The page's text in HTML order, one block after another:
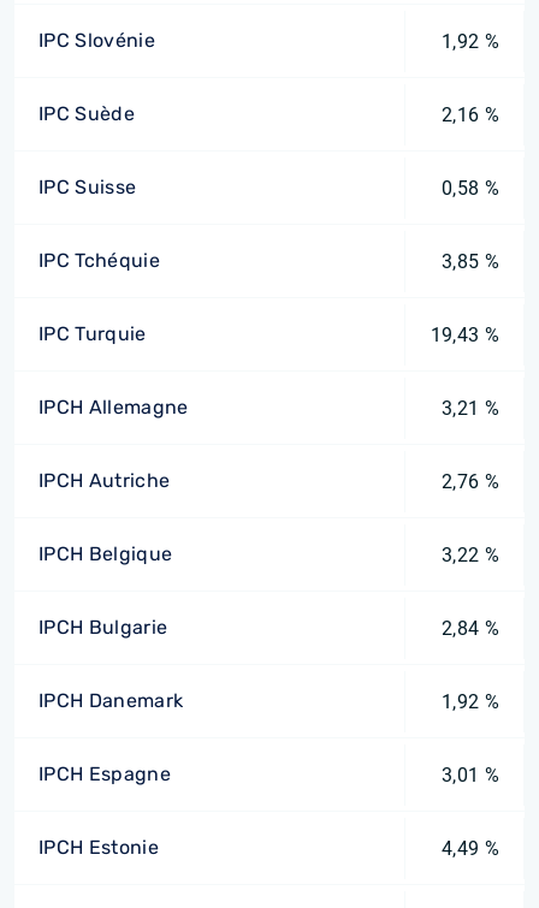
IPC Slovénie 1,92 %
IPC Suède 2,16 %
IPC Suisse 0,58 %
IPC Tchéquie 3,85 %
IPC Turquie 19,43 %
IPCH Allemagne 3,21 %
IPCH Autriche 2,76 %
IPCH Belgique 3,22 %
IPCH Bulgarie 2,84 %
IPCH Danemark 1,92 %
IPCH Espagne 3,01 %
IPCH Estonie 4,49 %